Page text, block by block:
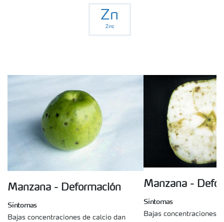
Zn
Zinc
Manzana - Deformación
Síntomas
Bajas concentraciones de calcio dan
Manzana -
Síntomas
Bajas concentraciones